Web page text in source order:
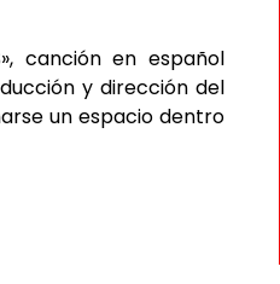
canción en español
y dirección del
un espacio dentro